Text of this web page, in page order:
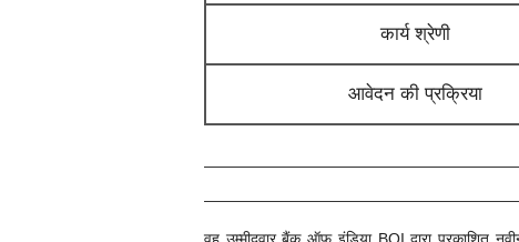
कार्य श्रेणी
आवेदन की प्रक्रिया